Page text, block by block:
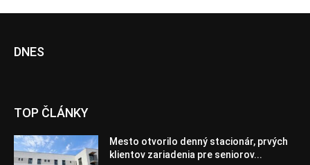
DNES
TOP ČLÁNKY
Mesto otvorilo denný stacionár, prvých
klientov zariadenia pre seniorov...